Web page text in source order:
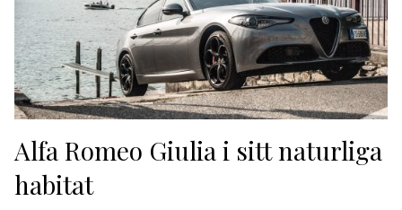
Alfa Romeo Giulia i sitt naturliga
habitat